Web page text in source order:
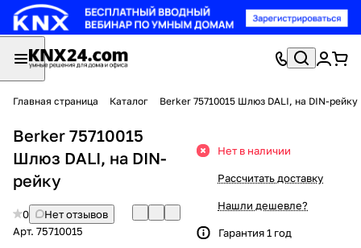
Главная страница Каталог Berker 75710015 Шлюз DALI, на DIN-рейку
Berker 75710015
Шлюз DALI, на DIN-
рейку
0
Нет отзывов
Арт. 75710015
Нет в наличии
Рассчитать доставку
Нашли дешевле?
Гарантия 1 год